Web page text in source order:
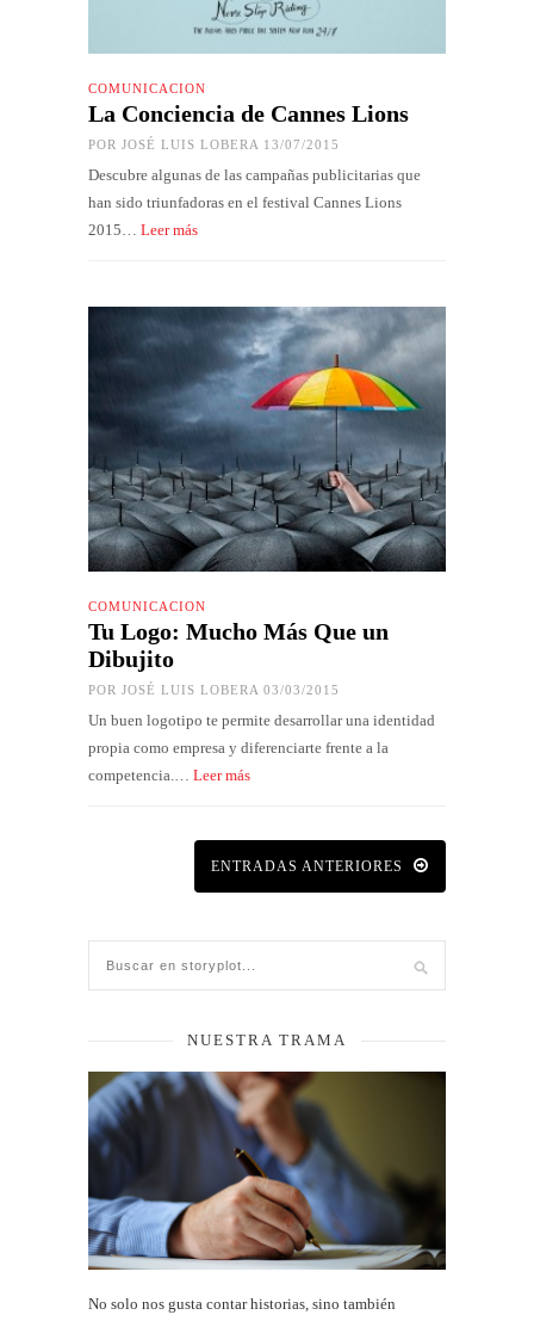
COMUNICACIÓN
La Conciencia de Cannes Lions
POR JOSÉ LUIS LOBERA 13/07/2015
Descubre algunas de las campañas publicitarias que
han sido triunfadoras en el festival Cannes Lions
2015… Leer más
COMUNICACIÓN
Tu Logo: Mucho Más Que un
Dibujito
POR JOSÉ LUIS LOBERA 03/03/2015
Un buen logotipo te permite desarrollar una identidad
propia como empresa y diferenciarte frente a la
competencia.… Leer más
ENTRADAS ANTERIORES
NUESTRA TRAMA
No solo nos gusta contar historias, sino también